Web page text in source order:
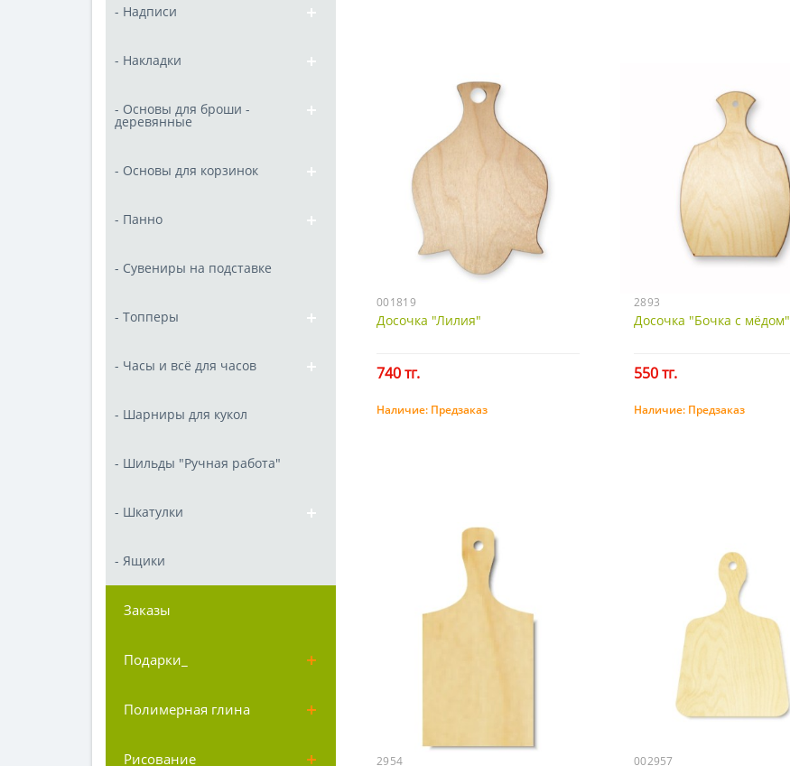
- Надписи
- Накладки
- Основы для броши -
деревянные
- Основы для корзинок
- Панно
- Сувениры на подставке
- Топперы
- Часы и всё для часов
- Шарниры для кукол
- Шильды "Ручная работа"
- Шкатулки
- Ящики
Заказы
Подарки_
Полимерная глина
Рисование
001819
Досочка "Лилия"
740 тг.
Предзаказ
Наличие: Предзаказ
2893
Досочка "Бочка с мёдом"
550 тг.
Предзаказ
Наличие: Предзаказ
2954 002957